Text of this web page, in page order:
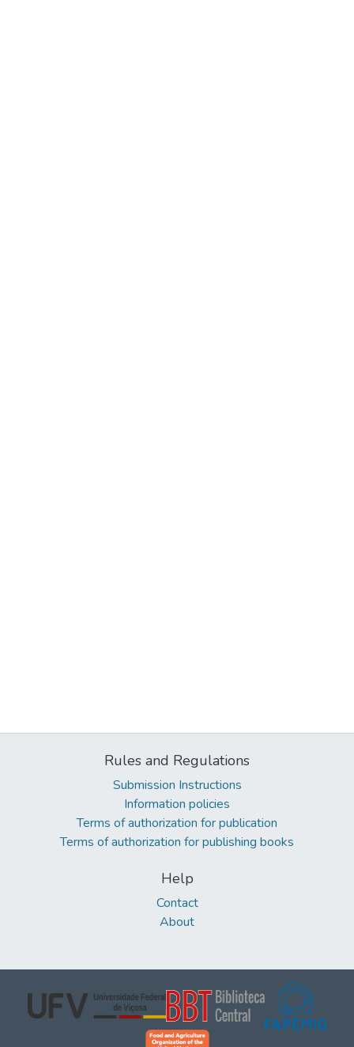
Rules and Regulations
Submission Instructions
Information policies
Terms of authorization for publication
Terms of authorization for publishing books
Help
Contact
About